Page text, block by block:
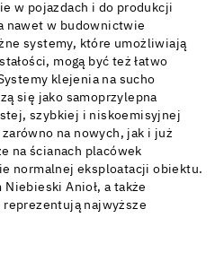
w pojazdach i do produkcji
nawet w budownictwie
systemy, które umożliwiają
mogą być też łatwo
klejenia na sucho
się jako samoprzylepna
szybkiej i niskoemisyjnej
na nowych, jak i już
na ścianach placówek
normalnej eksploatacji obiektu.
Anioł, a także
reprezentują najwyższe